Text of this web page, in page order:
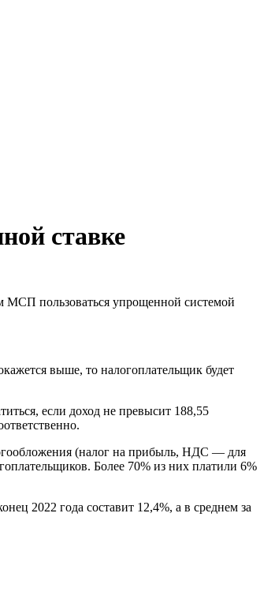
ставке
МСП пользоваться упрощенной системой
выше, то налогоплательщик будет
если доход не превысит 188,55
(налог на прибыль, НДС — для
Более 70% из них платили 6%
2022 года составит 12,4%, а в среднем за